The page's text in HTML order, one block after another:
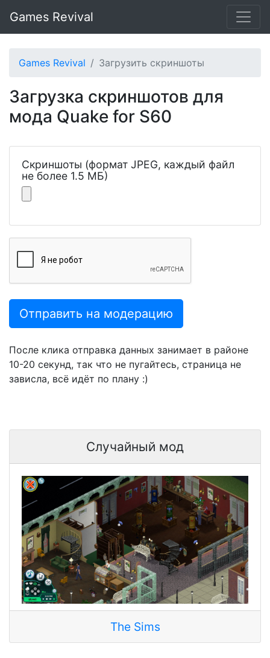
Games Revival
Games Revival Загрузить скриншоты
Загрузка скриншотов для
мода Quake for S60
Скриншоты (формат JPEG, каждый файл
не более 1.5 МБ)
Отправить на модерацию
После клика отправка данных занимает в районе
10-20 секунд, так что не пугайтесь, страница не
зависла, всё идёт по плану :)
Случайный мод
The Sims